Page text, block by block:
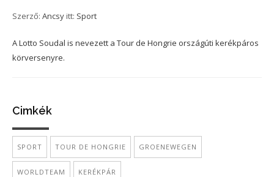
Szerző: Ancsy itt: Sport
A Lotto Soudal is nevezett a Tour de Hongrie országúti kerékpáros
körversenyre.
Cimkék
SPORT TOUR DE HONGRIE GROENEWEGEN
WORLDTEAM KERÉKPÁR